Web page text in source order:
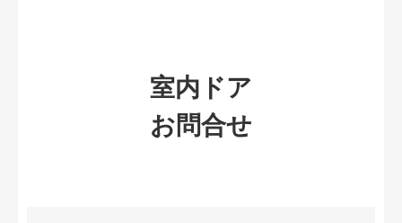
室内ドア
お問合せ